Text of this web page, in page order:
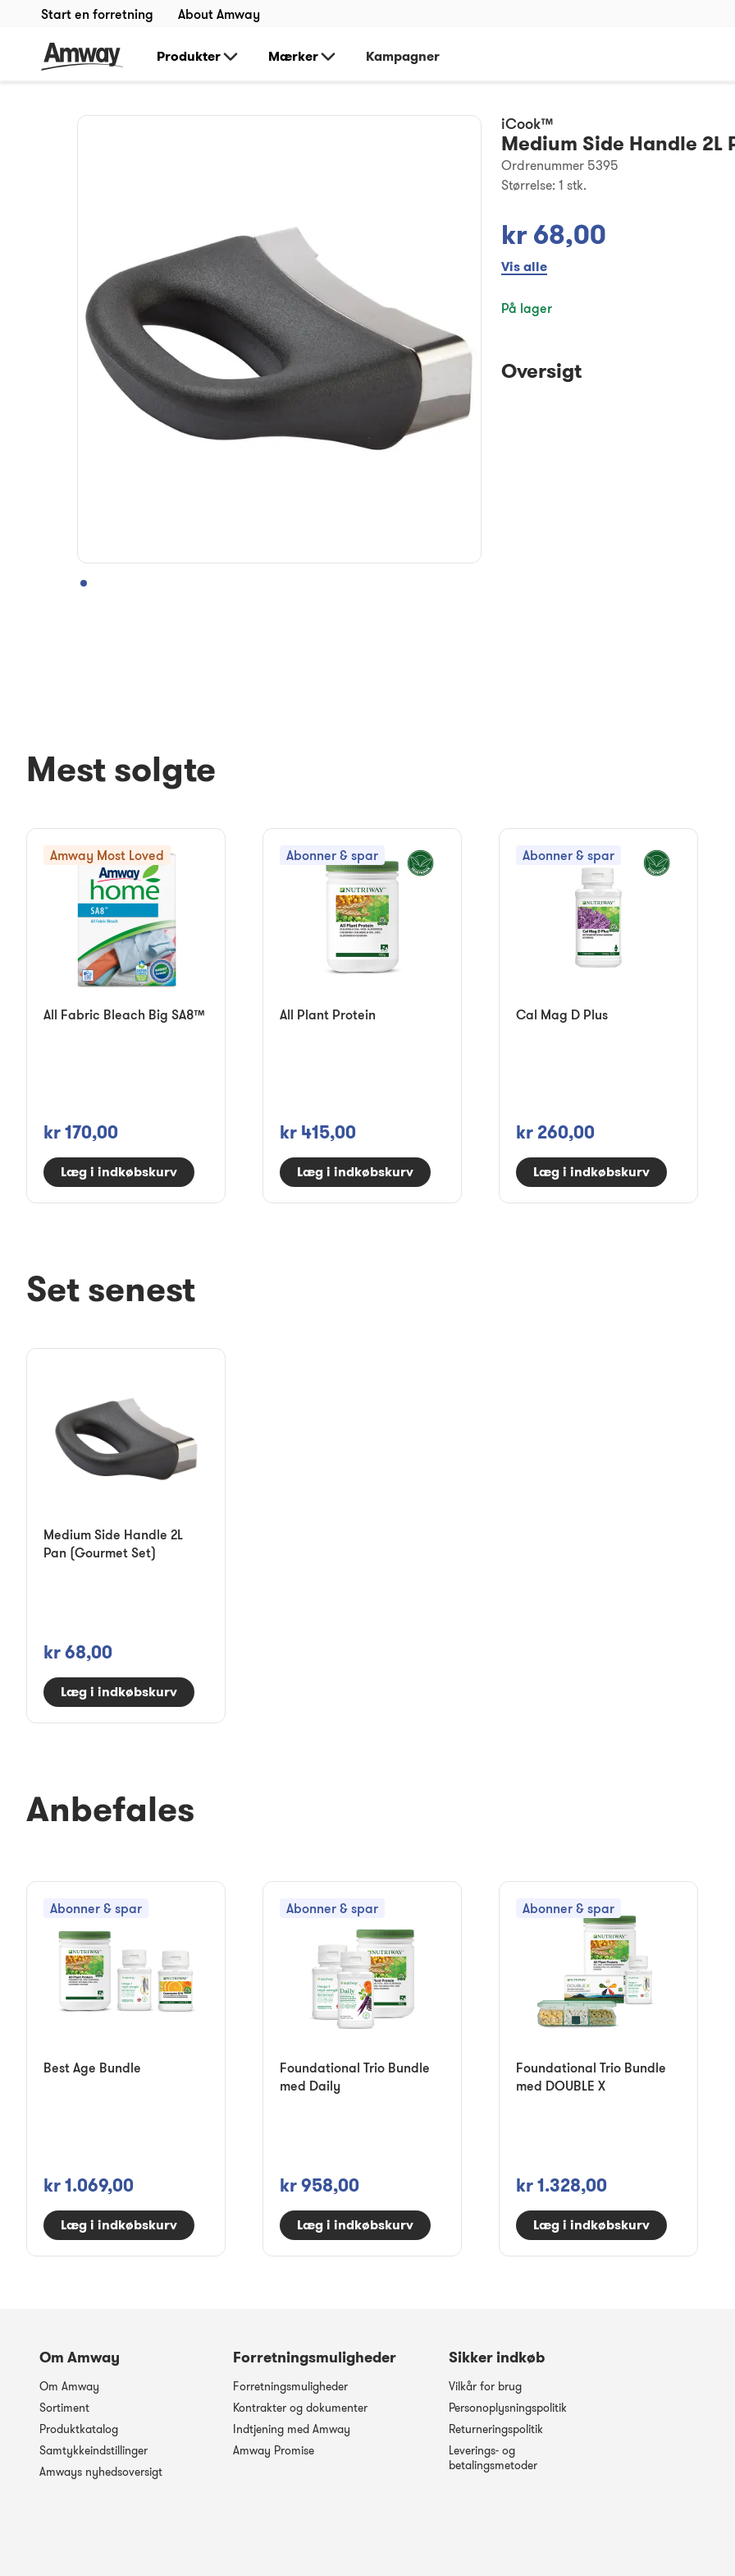
Start en forretning About Amway
Produkter Mærker Kampagner
iCook™
Medium Side Handle 2L
Ordrenummer 5395
Størrelse: 1 stk.
kr 68,00
Vis alle
På lager
Oversigt
Mest solgte
Amway Most Loved
All Fabric Bleach Big SA8™
kr 170,00
Læg i indkøbskurv
Abonner & spar
All Plant Protein
kr 415,00
Læg i indkøbskurv
Abonner & spar
Cal Mag D Plus
kr 260,00
Læg i indkøbskurv
Set senest
Medium Side Handle 2L
Pan (Gourmet Set)
kr 68,00
Læg i indkøbskurv
Anbefales
Abonner & spar
Best Age Bundle
kr 1.069,00
Læg i indkøbskurv
Abonner & spar
Foundational Trio Bundle
med Daily
kr 958,00
Læg i indkøbskurv
Abonner & spar
Foundational Trio Bundle
med DOUBLE X
kr 1.328,00
Læg i indkøbskurv
Om Amway
Om Amway
Sortiment
Produktkatalog
Samtykkeindstillinger
Amways nyhedsoversigt
Forretningsmuligheder
Forretningsmuligheder
Kontrakter og dokumenter
Indtjening med Amway
Amway Promise
Sikker indkøb
Vilkår for brug
Personoplysningspolitik
Returneringspolitik
Leverings- og
betalingsmetoder